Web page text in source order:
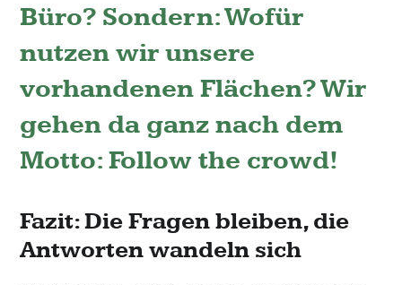
Büro? Sondern: Wofür
nutzen wir unsere
vorhandenen Flächen? Wir
gehen da ganz nach dem
Motto: Follow the crowd!
Fazit: Die Fragen bleiben, die
Antworten wandeln sich